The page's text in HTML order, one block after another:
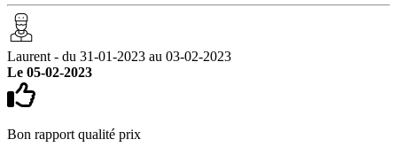
Laurent - du 31-01-2023 au 03-02-2023
Le 05-02-2023
Bon rapport qualité prix